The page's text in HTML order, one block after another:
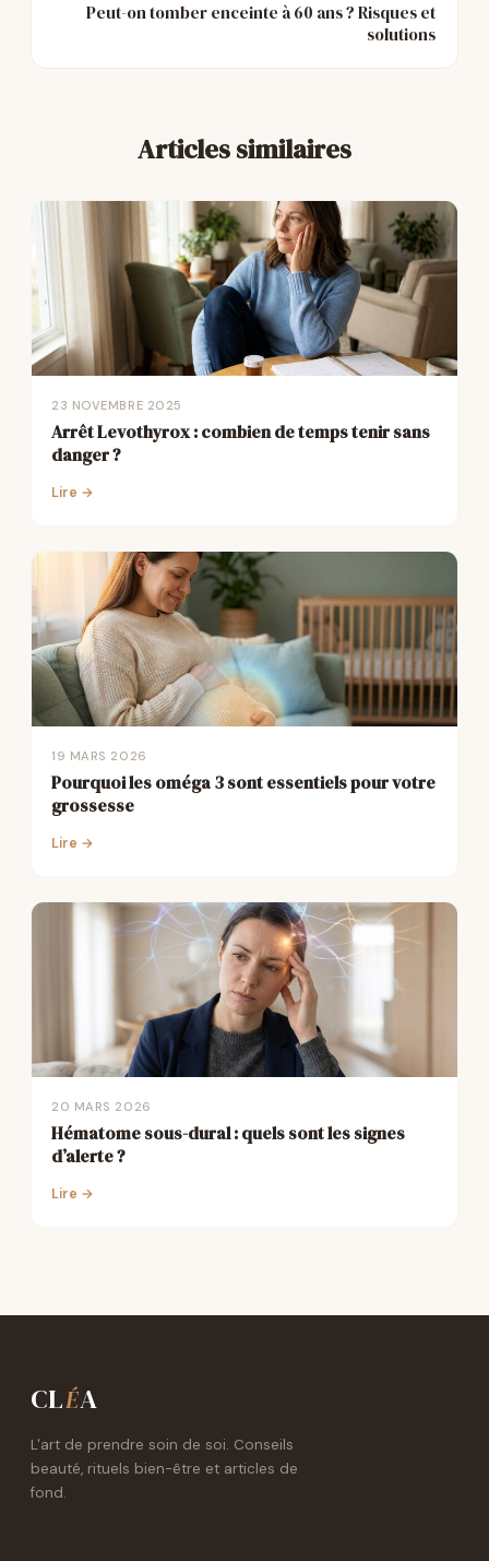
Peut-on tomber enceinte à 60 ans ? Risques et
solutions
Articles similaires
23 NOVEMBRE 2025
Arrêt Levothyrox : combien de temps tenir sans
danger ?
Lire →
19 MARS 2026
Pourquoi les oméga 3 sont essentiels pour votre
grossesse
Lire →
20 MARS 2026
Hématome sous-dural : quels sont les signes
d’alerte ?
Lire →
CLÉA
L'art de prendre soin de soi. Conseils
beauté, rituels bien-être et articles de
fond.